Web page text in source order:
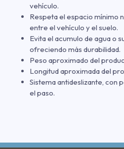
vehículo.
Respeta el espacio mínimo
entre el vehículo y el suelo.
Evita el acumulo de agua o
ofreciendo más durabilidad.
Peso aproximado del
Longitud aproximada del
Sistema antideslizante, con
el paso.